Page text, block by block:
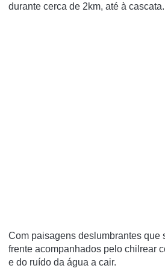
durante cerca de 2km, até à cascata.
Com paisagens deslumbrantes que
frente acompanhados pelo chilrear
e do ruído da água a cair.